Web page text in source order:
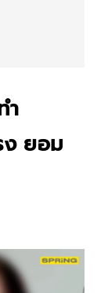
ำ
ง ยอม